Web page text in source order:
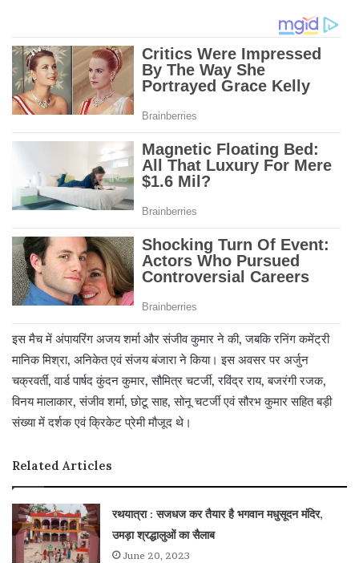
इस मैच में अंपायरिंग अजय शर्मा और संजीव कुमार ने की, जबकि रनिंग कमेंट्री
मानिक मिश्रा, अनिकेत एवं संजय बंजारा ने किया। इस अवसर पर अर्जुन
चक्रवर्ती, वार्ड पार्षद कुंदन कुमार, सौमित्र चटर्जी, रविंद्र राय, बजरंगी रजक,
विनय मालाकार, संजीव शर्मा, छोटू साह, सोनू चटर्जी एवं सौरभ कुमार सहित बड़ी
संख्या में दर्शक एवं क्रिकेट प्रेमी मौजूद थे।
Related Articles
रथयात्रा : सजधज कर तैयार है भगवान मधुसूदन मंदिर,
उमड़ा श्रद्धालुओं का सैलाब
June 20, 2023